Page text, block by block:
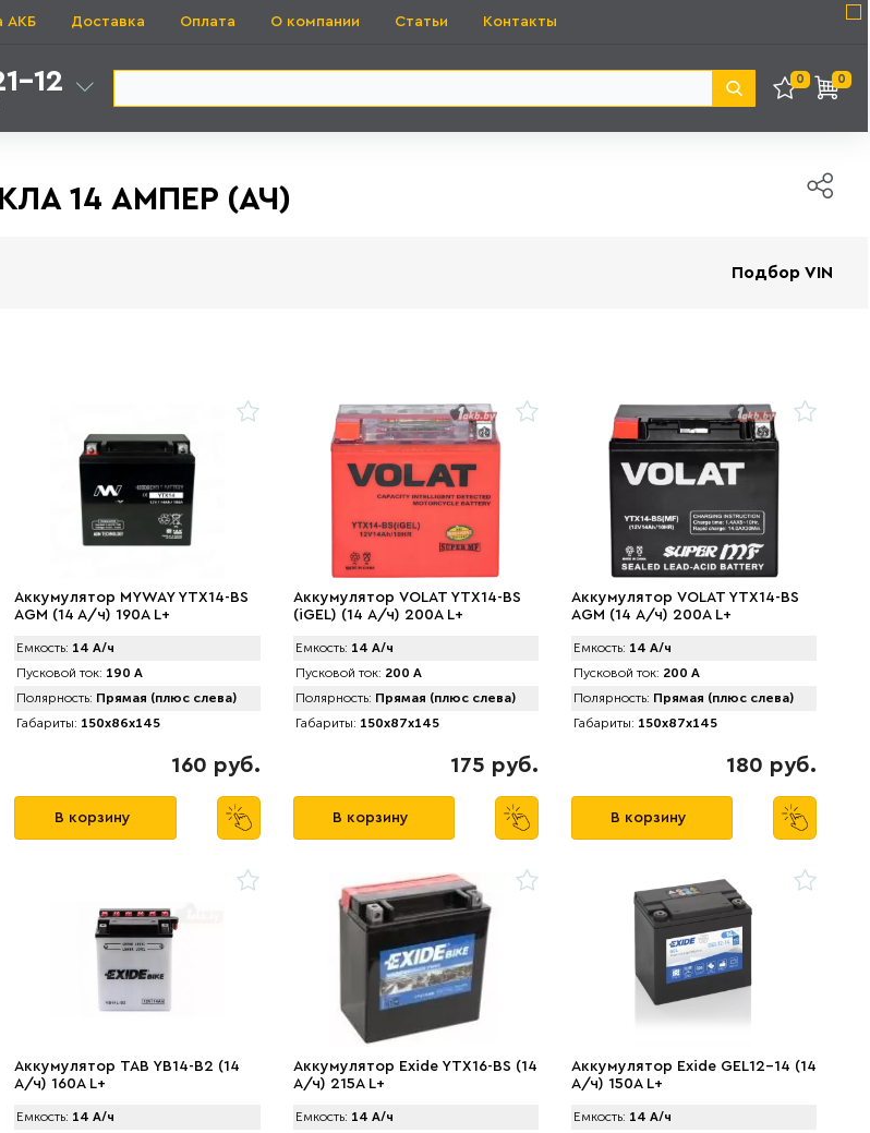
АКБ Доставка Оплата О компании Статьи Контакты
12 0 0
14 АМПЕР (АЧ)
Подбор VIN
Аккумулятор MYWAY YTX14-BS
AGM (14 A/ч) 190A L+
Емкость: 14 А/ч
Пусковой ток: 190 А
Полярность: Прямая (плюс слева)
Габариты: 150x86x145
160 руб.
В корзину
Аккумулятор VOLAT YTX14-BS
(iGEL) (14 А/ч) 200A L+
Емкость: 14 А/ч
Пусковой ток: 200 А
Полярность: Прямая (плюс слева)
Габариты: 150x87x145
175 руб.
В корзину
Аккумулятор VOLAT YTX14-BS
AGM (14 А/ч) 200A L+
Емкость: 14 А/ч
Пусковой ток: 200 А
Полярность: Прямая (плюс слева)
Габариты: 150x87x145
180 руб.
В корзину
Аккумулятор TAB YB14-B2 (14
А/ч) 160A L+
Емкость: 14 А/ч
Аккумулятор Exide YTX16-BS (14
А/ч) 215А L+
Емкость: 14 А/ч
Аккумулятор Exide GEL12-14 (14
А/ч) 150A L+
Емкость: 14 А/ч